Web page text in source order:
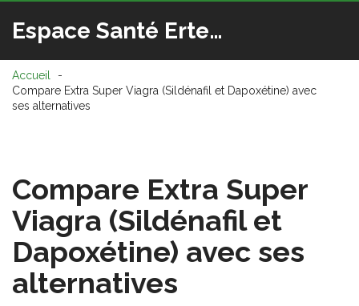
Espace Santé Ertedis
Accueil
Compare Extra Super Viagra (Sildénafil et Dapoxétine) avec
ses alternatives
Compare Extra Super
Viagra (Sildénafil et
Dapoxétine) avec ses
alternatives